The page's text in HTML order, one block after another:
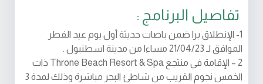
تفاصيل البرنامج :
1- الإنطلاق برا ضمن باصات حديثة أول يوم عيد الفطر
الموافق لـ 21/04/23 مساءا من مدينة اسطنبول .
2 – الإقامة في منتجع Throne Beach Resort & Spa ذات
الخمس نجوم القريب من شاطئ البحر مباشرة وذلك لمدة 3